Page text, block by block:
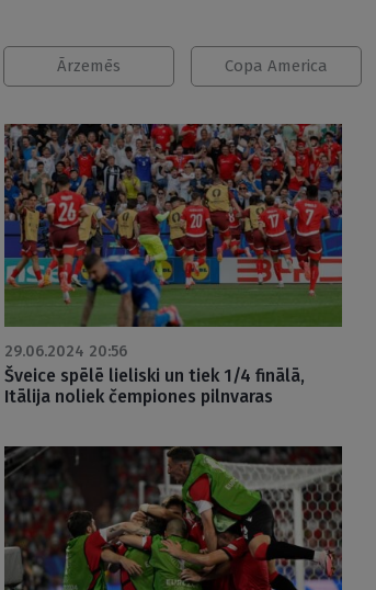
Ārzemēs Copa America
29.06.2024 20:56
Šveice spēlē lieliski un tiek 1/4 finālā,
Itālija noliek čempiones pilnvaras